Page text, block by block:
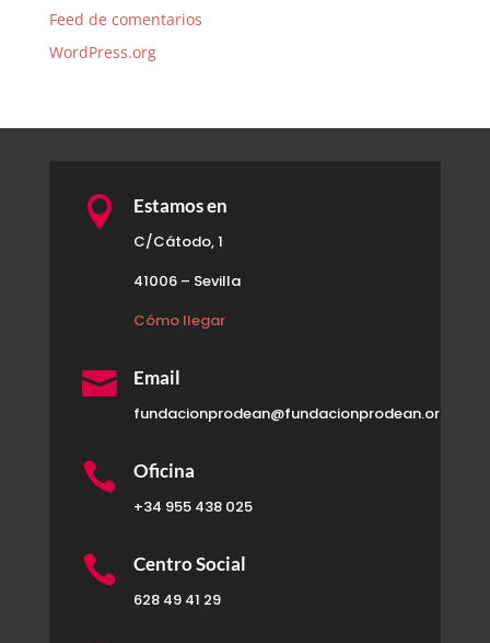
Feed de comentarios
WordPress.org
 Estamos en
C/Cátodo, 1
41006 – Sevilla
Cómo llegar
 Email
fundacionprodean@fundacionprodean.org
 Oficina
+34 955 438 025
 Centro Social
628 49 41 29